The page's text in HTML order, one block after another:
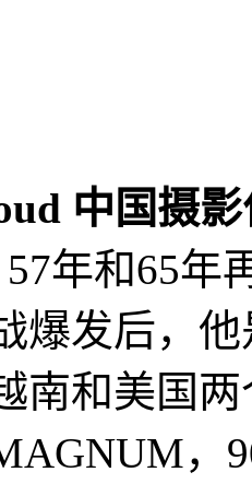
中国摄
年和65年
爆发后，
南和美国
，